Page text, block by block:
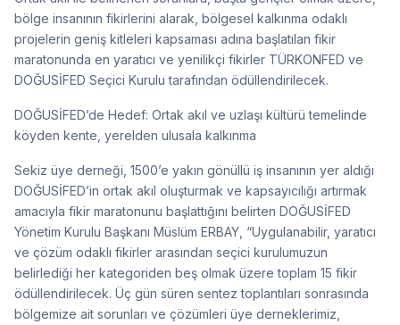
bölge insanının fikirlerini alarak, bölgesel kalkınma odaklı
projelerin geniş kitleleri kapsaması adına başlatılan fikir
maratonunda en yaratıcı ve yenilikçi fikirler TÜRKONFED ve
DOĞUSİFED Seçici Kurulu tarafından ödüllendirilecek.
DOĞUSİFED’de Hedef: Ortak akıl ve uzlaşı kültürü temelinde
köyden kente, yerelden ulusala kalkınma
Sekiz üye derneği, 1500’e yakın gönüllü iş insanının yer aldığı
DOĞUSİFED’in ortak akıl oluşturmak ve kapsayıcılığı artırmak
amacıyla fikir maratonunu başlattığını belirten DOĞUSİFED
Yönetim Kurulu Başkanı Müslüm ERBAY, “Uygulanabilir, yaratıcı
ve çözüm odaklı fikirler arasından seçici kurulumuzun
belirlediği her kategoriden beş olmak üzere toplam 15 fikir
ödüllendirilecek. Üç gün süren sentez toplantıları sonrasında
bölgemize ait sorunları ve çözümleri üye derneklerimiz,